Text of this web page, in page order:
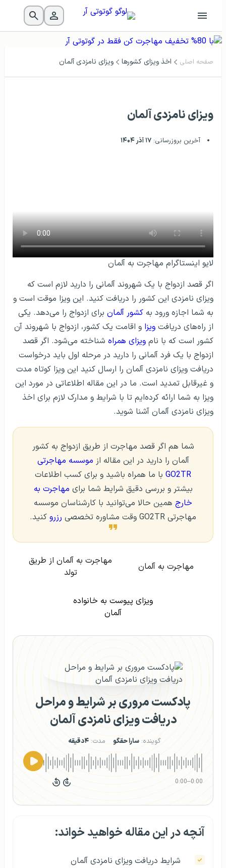
صفحه اصلی اخذ ویزای کشورها ویزای نامزدی آلمان
ویزای نامزدی آلمان
آخرین بروزرسانی: ۱۷ آذر ۱۴۰۴
لایو اینستاگرام مهاجرت به آلمان
اگر قصد ازدواج با یک شهروند آلمانی را دارید لازم است که
ویزای نامزدی این کشور را دریافت کنید. این ویزا موقت است و
به شما اجازه ورود به کشور آلمان برای ازدواج را می‌دهد. یکی
از راه‌های دریافت ویزا و اقامت یک کشور، ازدواج با شهروند آن
کشور است که با نام ویزای همراه شناخته می‌شود. اگر قصد
ازدواج با یک فرد آلمانی را دارید در مرحله اول باید درخواست
دریافت ویزای نامزدی آلمان را ارسال کنید این ویزا کوتاه مدت
و غیرقابل تمدید است. ما در این مقاله اطلاعاتی در مورد این
ویزا به شما ارائه کرده‌ایم تا با شرایط و مدارک لازم برای اخذ
ویزای نامزدی آلمان آشنا شوید.
شما هم اگر قصد مهاجرت از طریق ازدواج به کشور
آلمان را دارید در این مقاله از موسسه مهاجرتی
GO2TR با ما همراه باشید و برای کسب اطلاعات
بیشتر و بررسی دقیق شرایط شما برای مهاجرت به
خارج همین حالا می‌توانید با کارشناسان موسسه
مهاجرتی GO2TR وقت مشاوره تخصصی
رزرو کنید.
مهاجرت به آلمان
مهاجرت به آلمان از طریق
تولد
ویزای پیوست به خانواده
آلمان
پادکست مروری بر شرایط و مراحل
دریافت ویزای نامزدی آلمان
گوینده:سارا حقگو مدت:۴دقیقه
0:00
–
0:00
آنچه در این مقاله خواهید خواند:
شرایط دریافت ویزای نامزدی آلمان